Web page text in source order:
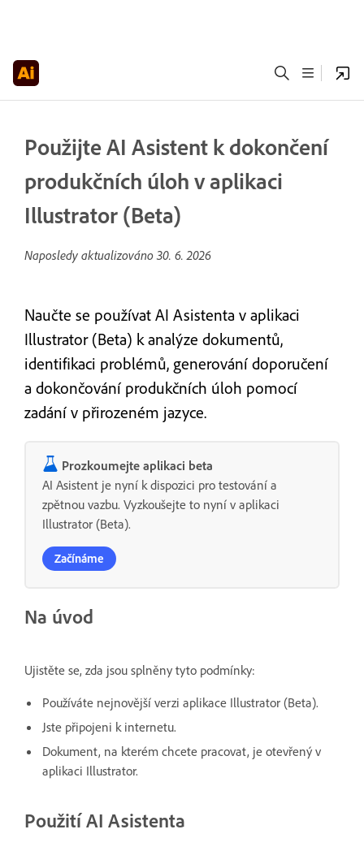
Použijte AI Asistent k dokončení
produkčních úloh v aplikaci
Illustrator (Beta)
Naposledy aktualizováno 30. 6. 2026
Naučte se používat AI Asistenta v aplikaci
Illustrator (Beta) k analýze dokumentů,
identifikaci problémů, generování doporučení
a dokončování produkčních úloh pomocí
zadání v přirozeném jazyce.
Prozkoumejte aplikaci beta
AI Asistent je nyní k dispozici pro testování a
zpětnou vazbu. Vyzkoušejte to nyní v aplikaci
Illustrator (Beta).
Začínáme
Na úvod
Ujistěte se, zda jsou splněny tyto podmínky:
Používáte nejnovější verzi aplikace Illustrator (Beta).
Jste připojeni k internetu.
Dokument, na kterém chcete pracovat, je otevřený v
aplikaci Illustrator.
Použití AI Asistenta